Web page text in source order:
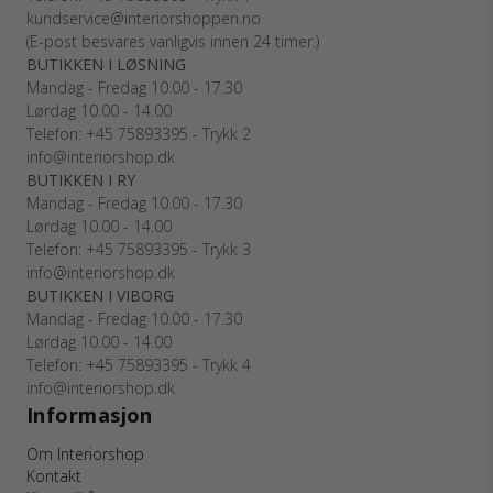
kundservice@interiorshoppen.no
(E-post besvares vanligvis innen 24 timer.)
BUTIKKEN I LØSNING
Mandag - Fredag 10.00 - 17.30
Lørdag 10.00 - 14.00
Telefon: +45 75893395 - Trykk 2
info@interiorshop.dk
BUTIKKEN I RY
Mandag - Fredag 10.00 - 17.30
Lørdag 10.00 - 14.00
Telefon: +45 75893395 - Trykk 3
info@interiorshop.dk
BUTIKKEN I VIBORG
Mandag - Fredag 10.00 - 17.30
Lørdag 10.00 - 14.00
Telefon: +45 75893395 - Trykk 4
info@interiorshop.dk
Informasjon
Om Interiorshop
Kontakt